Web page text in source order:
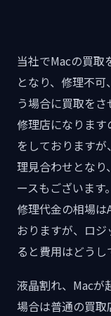
当社でMacの買取
となり、修理不
う場合に買取をさ
修理店になりま
をしております
理見合わせとなり
ースもございます。
修理代金の相場
おりますが、ロ
ると費用はどうし
液晶割れ、Macが
場合は普通の買